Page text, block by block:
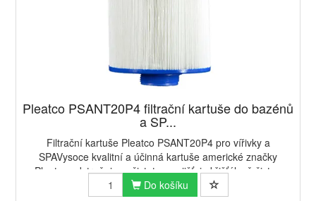
Pleatco PSANT20P4 filtrační kartuše do bazénů
a SP...
Filtrační kartuše Pleatco PSANT20P4 pro vířivky a
SPAVysoce kvalitní a účinná kartuše americké značky
Pleatco odstraňuje nečistoty a zajišťuje křišťálově čistou
vodu. ✓ Antimikrobiální koncovky kartuš...
Do košíku